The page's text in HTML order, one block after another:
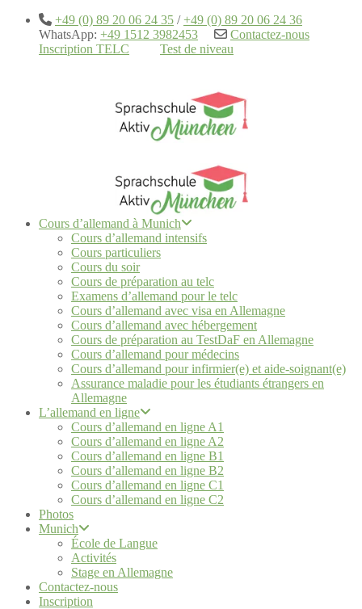
+49 (0) 89 20 06 24 35 /+49 (0) 89 20 06 24 36
WhatsApp: +49 1512 3982453
Contactez-nous
Inscription TELC
Test de niveau
Cours d’allemand à Munich
Cours d’allemand intensifs
Cours particuliers
Cours du soir
Cours de préparation au telc
Examens d’allemand pour le telc
Cours d’allemand avec visa en Allemagne
Cours d’allemand avec hébergement
Cours de préparation au TestDaF en Allemagne
Cours d’allemand pour médecins
Cours d’allemand pour infirmier(e) et aide-soignant(e)
Assurance maladie pour les étudiants étrangers en
Allemagne
L’allemand en ligne
Cours d’allemand en ligne A1
Cours d’allemand en ligne A2
Cours d’allemand en ligne B1
Cours d’allemand en ligne B2
Cours d’allemand en ligne C1
Cours d’allemand en ligne C2
Photos
Munich
École de Langue
Activités
Stage en Allemagne
Contactez-nous
Inscription